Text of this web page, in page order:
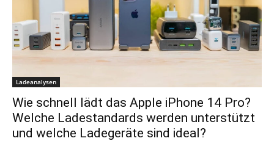
Ladeanalysen
Wie schnell lädt das Apple iPhone 14 Pro?
Welche Ladestandards werden unterstützt
und welche Ladegeräte sind ideal?